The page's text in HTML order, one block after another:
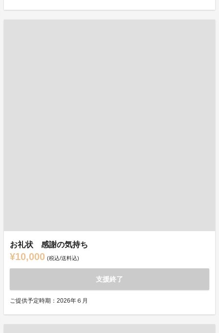
お礼状 感謝の気持ち
¥10,000 (税込/送料込)
支援終了
ご提供予定時期：2026年６月